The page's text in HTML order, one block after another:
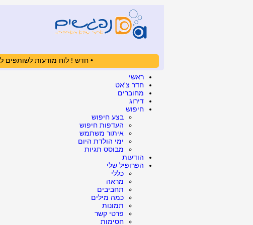
• חדש ! לוח מודעות לשותפים
ראשי
חדר צ'אט
מחוברים
דירוג
חיפוש
בצע חיפוש
העדפות חיפוש
איתור משתמש
ימי הולדת היום
מבוסס תגיות
הודעות
הפרופיל שלי
כללי
מראה
תחביבים
כמה מילים
תמונות
פרטי קשר
חסימות